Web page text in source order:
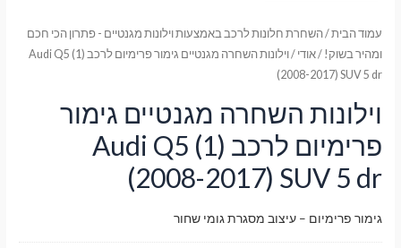
עמוד הבית/השחרת חלונות לרכב באמצעות וילונות מגנטיים - פתרון הכי חכם
ומהיר בשוק! /אודי
/ וילונות השחרה מגנטיים גימור פרימיום לרכב Audi Q5 (1)
(2008-2017) SUV 5 dr
וילונות השחרה מגנטיים גימור
פרימיום לרכב Audi Q5 (1)
(2008-2017) SUV 5 dr
גימור פרימיום – עיצוב מסגרת גומי שחור